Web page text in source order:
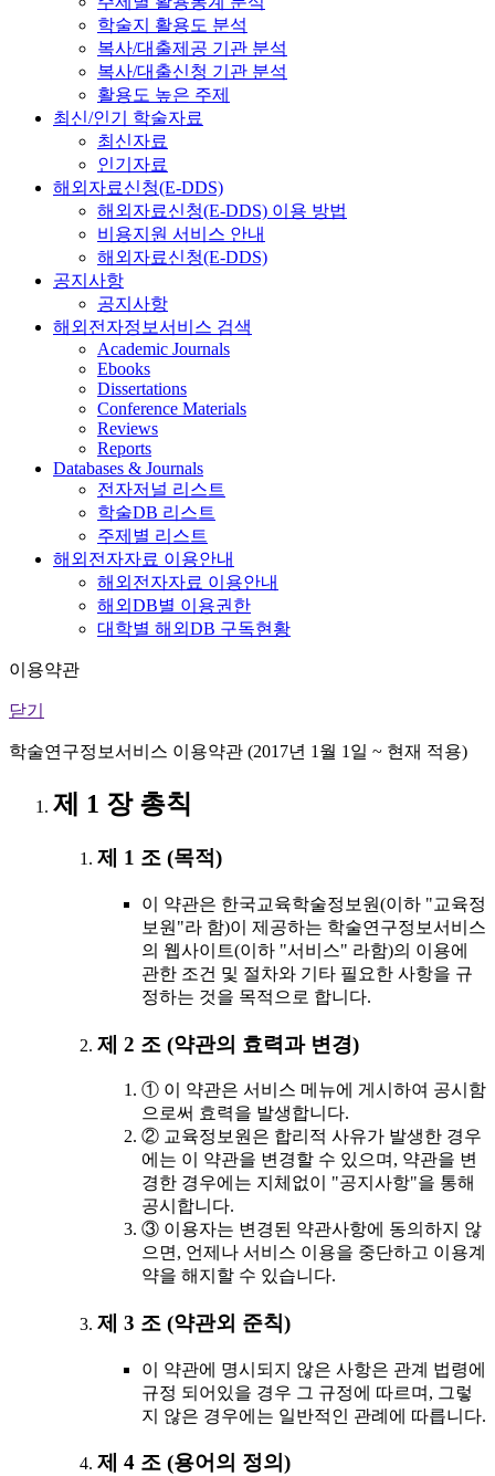
학술지 활용도 분석
복사/대출제공 기관 분석
복사/대출신청 기관 분석
활용도 높은 주제
최신/인기 학술자료
최신자료
인기자료
해외자료신청(E-DDS)
해외자료신청(E-DDS) 이용 방법
비용지원 서비스 안내
해외자료신청(E-DDS)
공지사항
공지사항
해외전자정보서비스 검색
Academic Journals
Ebooks
Dissertations
Conference Materials
Reviews
Reports
Databases & Journals
전자저널 리스트
학술DB 리스트
주제별 리스트
해외전자자료 이용안내
해외전자자료 이용안내
해외DB별 이용권한
대학별 해외DB 구독현황
이용약관
닫기
학술연구정보서비스 이용약관 (2017년 1월 1일 ~ 현재 적용)
제 1 장 총칙
제 1 조 (목적)
이 약관은 한국교육학술정보원(이하 "교육정
보원"라 함)이 제공하는 학술연구정보서비스
의 웹사이트(이하 "서비스" 라함)의 이용에
관한 조건 및 절차와 기타 필요한 사항을 규
정하는 것을 목적으로 합니다.
제 2 조 (약관의 효력과 변경)
① 이 약관은 서비스 메뉴에 게시하여 공시함
으로써 효력을 발생합니다.
② 교육정보원은 합리적 사유가 발생한 경우
에는 이 약관을 변경할 수 있으며, 약관을 변
경한 경우에는 지체없이 "공지사항"을 통해
공시합니다.
③ 이용자는 변경된 약관사항에 동의하지 않
으면, 언제나 서비스 이용을 중단하고 이용계
약을 해지할 수 있습니다.
제 3 조 (약관외 준칙)
이 약관에 명시되지 않은 사항은 관계 법령에
규정 되어있을 경우 그 규정에 따르며, 그렇
지 않은 경우에는 일반적인 관례에 따릅니다.
제 4 조 (용어의 정의)